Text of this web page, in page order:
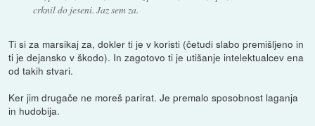
crknil do jeseni. Jaz sem za.
Ti si za marsikaj za, dokler ti je v koristi (četudi slabo premišljeno in
ti je dejansko v škodo). In zagotovo ti je utišanje intelektualcev ena
od takih stvari.
Ker jim drugače ne moreš parirat. Je premalo sposobnost laganja
in hudobija.